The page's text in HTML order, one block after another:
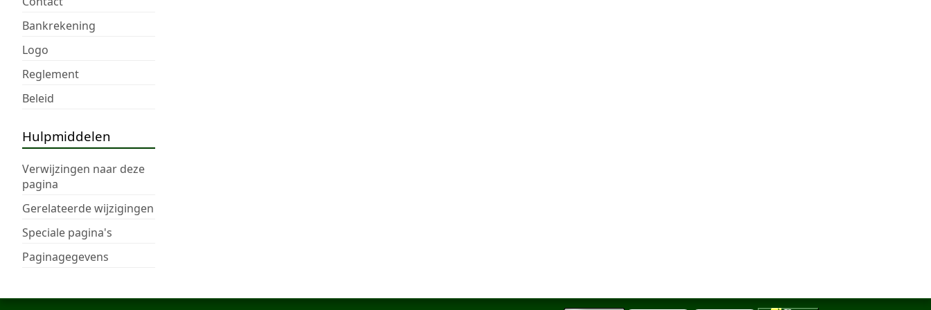
Bankrekening
Logo
Reglement
Beleid
Hulpmiddelen
Verwijzingen naar deze
pagina
Gerelateerde wijzigingen
Speciale pagina's
Paginagegevens